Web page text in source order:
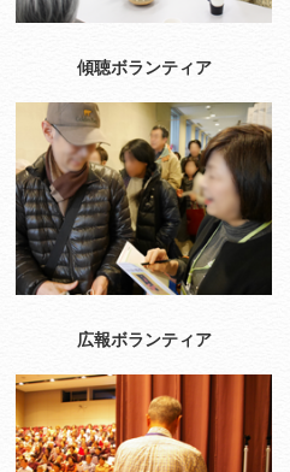
傾聴ボランティア
広報ボランティア